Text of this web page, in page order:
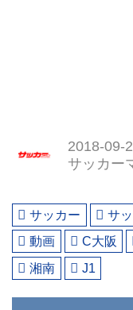
2018-09-
サッカー
サッカー サ
動画
C大阪
湘南
J1